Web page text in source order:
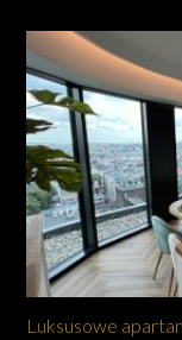
Luksusowe